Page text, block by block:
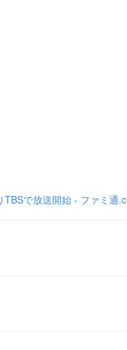
で放送開始 - ファミ通